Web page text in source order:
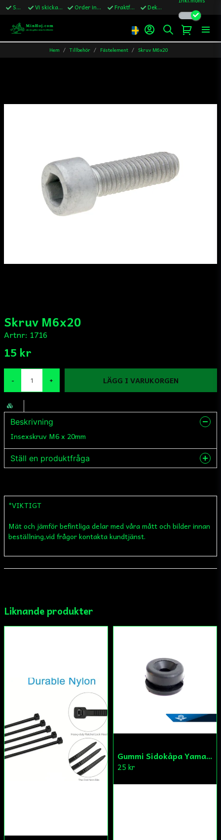
Snabba leveranser Vi skickar till Sverige,Danmark & Finland Order innan kl.13 skickas samma vardag Fraktfritt över 1200kr till Sverige Dekaler ingår i alla ordrar
Hem Tillbehör Fästelement Skruv M6x20
Skruv M6x20
Artnr: 1716
15 kr
- + LÄGG I VARUKORGEN
Beskrivning
Insexskruv M6 x 20mm
Ställ en produktfråga
name
Namn
email
Skicka fråga
*VIKTIGT
Mät och jämför befintliga delar med våra mått och bilder innan
beställning,vid frågor kontakta kundtjänst.
Liknande produkter
Gummi Sidokåpa Yamaha
25 kr